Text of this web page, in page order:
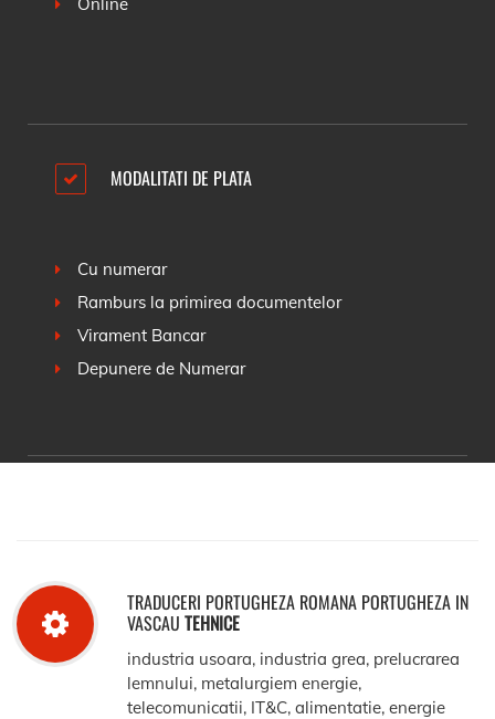
MODALITATI DE PLATA
Cu numerar
Ramburs la primirea documentelor
Virament Bancar
Depunere de Numerar
TRADUCERI PORTUGHEZA ROMANA PORTUGHEZA IN
VASCAU TEHNICE
industria usoara, industria grea, prelucrarea
lemnului, metalurgiem energie,
telecomunicatii, IT&C, alimentatie, energie